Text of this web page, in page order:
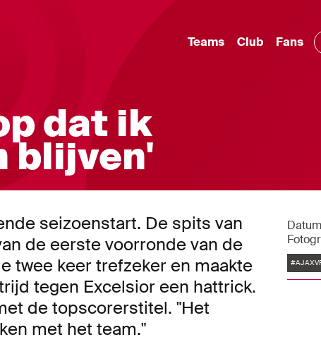
Teams Club Fans
dat ik
blijven'
seizoenstart. De spits van
de eerste voorronde van de
twee keer trefzeker en maakte
tegen Excelsior een hattrick.
de topscorerstitel. "Het
met het team."